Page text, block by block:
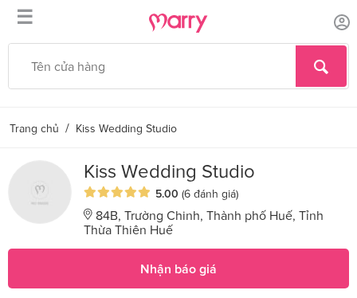
☰
Trang chủ / Kiss Wedding Studio
Kiss Wedding Studio
5.00 (6 đánh giá)
84B, Trường Chinh, Thành phố Huế, Tỉnh
Thừa Thiên Huế
Nhận báo giá